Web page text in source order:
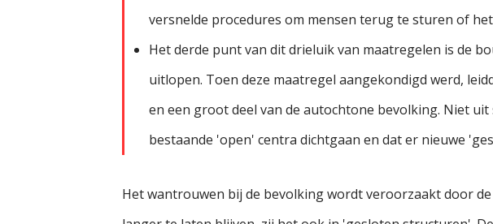
versnelde procedures om mensen terug te sturen of
Het derde punt van dit drieluik van maatregelen is de
uitlopen. Toen deze maatregel aangekondigd werd,
en een groot deel van de autochtone bevolking. Niet
bestaande 'open' centra dichtgaan en dat er nieuwe
Het wantrouwen bij de bevolking wordt veroorzaakt door